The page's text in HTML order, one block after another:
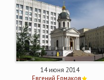
14 июня 2014
Евгений Ермаков